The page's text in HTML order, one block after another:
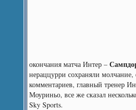
окончания матча Интер –
нераццурри сохраняли молчание,
комментариев, главный тренер
Моуриньо, все же сказал
Sky Sports.